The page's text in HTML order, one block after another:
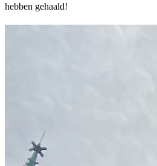
hebben gehaald!